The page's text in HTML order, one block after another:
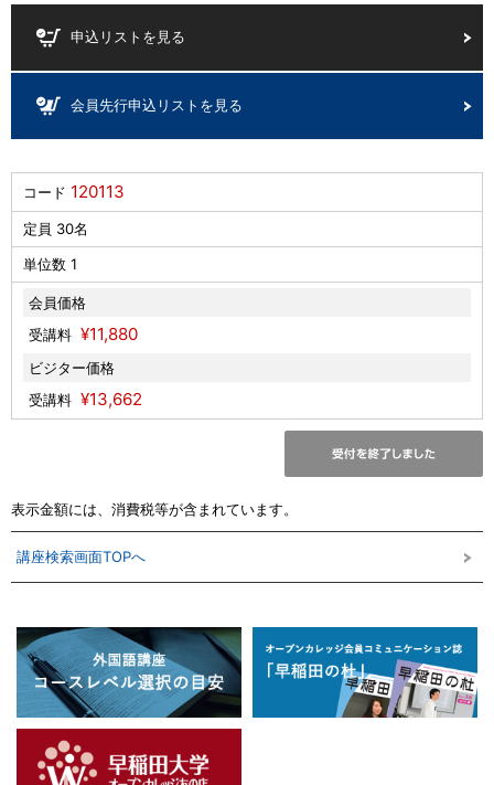
申込リストを見る
会員先行申込リストを見る
コード 120113
定員 30名
単位数 1
会員価格
受講料 ¥11,880
ビジター価格
受講料 ¥13,662
表示金額には、消費税等が含まれています。
講座検索画面TOPへ